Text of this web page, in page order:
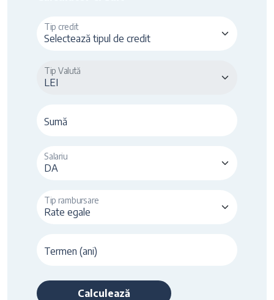
Tip credit
Tip Valută
Sumă
Salariu
Tip rambursare
Termen (ani)
Calculează